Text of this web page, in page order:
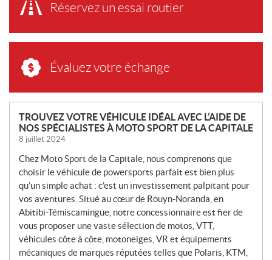
Réservez un essai routier
Évaluez votre échange
N
O
U
V
E
L
L
E
S
TROUVEZ VOTRE VÉHICULE IDÉAL AVEC L’AIDE DE
NOS SPÉCIALISTES À MOTO SPORT DE LA CAPITALE
8 juillet 2024
Chez Moto Sport de la Capitale, nous comprenons que
choisir le véhicule de powersports parfait est bien plus
qu’un simple achat : c’est un investissement palpitant pour
vos aventures. Situé au cœur de Rouyn-Noranda, en
Abitibi-Témiscamingue, notre concessionnaire est fier de
vous proposer une vaste sélection de motos, VTT,
véhicules côte à côte, motoneiges, VR et équipements
mécaniques de marques réputées telles que Polaris, KTM,